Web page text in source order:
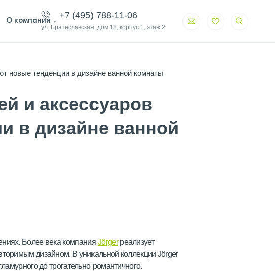
О компании
+7 (495) 788-11-06
ул. Братиславская, дом 18, корпус 1, этаж 2
новые тенденции в дизайне ванной комнаты
и аксессуаров
в дизайне ванной
Более века компанияJörgerреализует
дизайном. В уникальной коллекции Jörger
до трогательно романтичного.